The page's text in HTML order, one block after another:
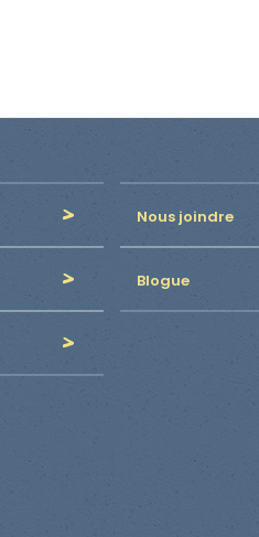
Nous joindre
Blogue